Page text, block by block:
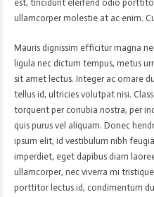
est, tincidunt eleifend odio
ullamcorper molestie at ac enim.
Mauris dignissim efficitur magna
ligula nec dictum tempus, metus
sit amet lectus. Integer ac ornare
tellus id, ultricies volutpat nisi.
torquent per conubia nostra, per
quis purus vel aliquam. Donec
ipsum elit, id vestibulum nibh
imperdiet, eget dapibus diam
ullamcorper, nec viverra mi
porttitor lectus id, condimentum